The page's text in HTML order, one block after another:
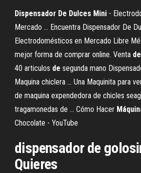
Dispensador De Dulces Mini -
Mercado ... Encuentra Dispensador De
Electrodomésticos en Mercado Libre
mejor forma de comprar online. Venta de
40 articulos de segunda mano
Maquina chiclera ... Una Maquinita para
de maquina expendedora de chicles
tragamonedas de ... Cómo Hacer
Chocolate - YouTube
dispensador de
Quieres